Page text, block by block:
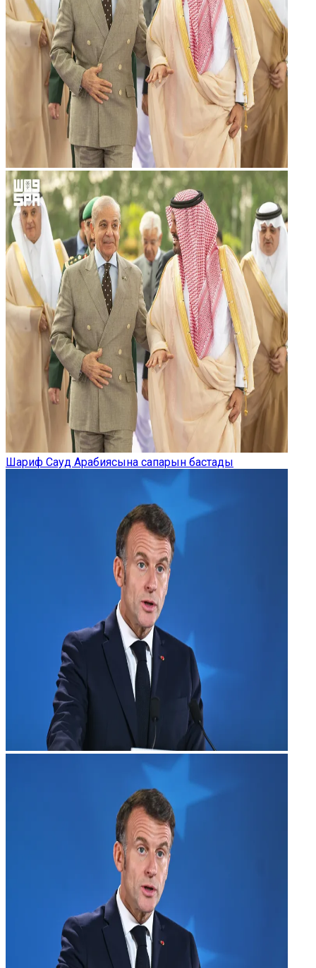
Шариф Сауд Арабиясына сапарын бастады